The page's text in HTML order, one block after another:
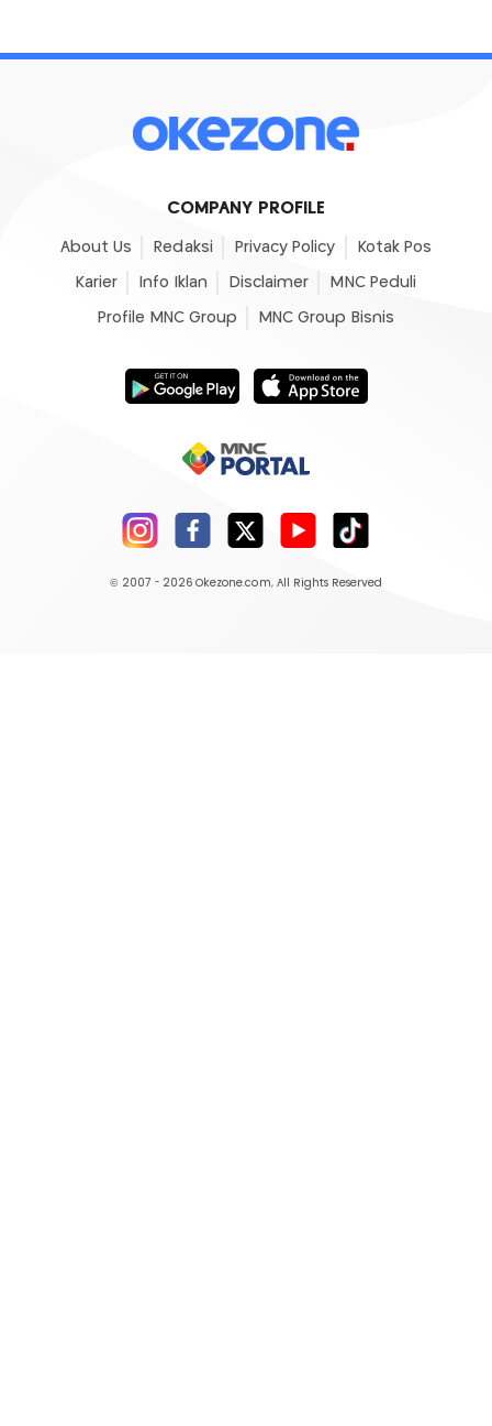
COMPANY PROFILE
About Us Redaksi Privacy Policy Kotak Pos
Karier Info Iklan Disclaimer MNC Peduli
Profile MNC Group MNC Group Bisnis
© 2007 - 2026 Okezone.com, All Rights Reserved